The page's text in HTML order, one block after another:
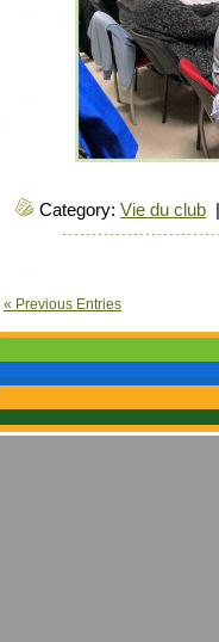
Category: Vie du club
« Previous Entries